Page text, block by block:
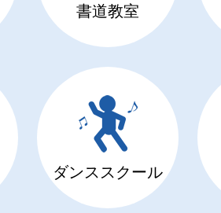
書道教室
ダンススクール